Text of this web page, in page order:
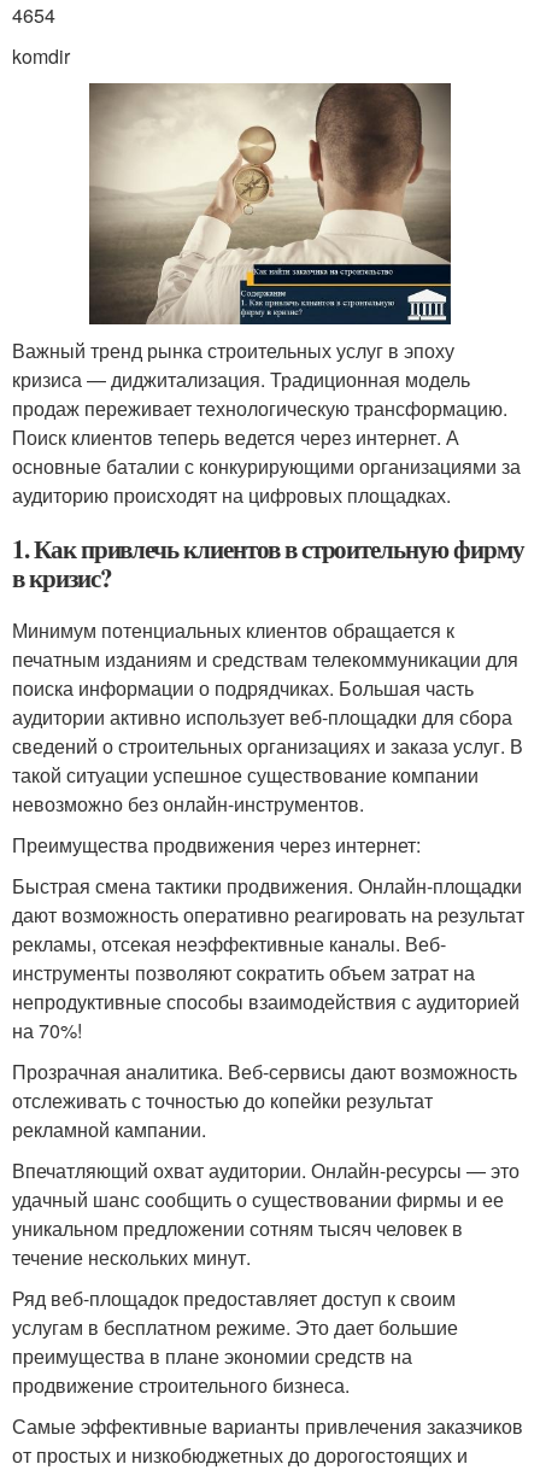
4654
komdir
Важный тренд рынка строительных услуг в эпоху
кризиса — диджитализация. Традиционная модель
продаж переживает технологическую трансформацию.
Поиск клиентов теперь ведется через интернет. А
основные баталии с конкурирующими организациями за
аудиторию происходят на цифровых площадках.
1. Как привлечь клиентов в строительную фирму
в кризис?
Минимум потенциальных клиентов обращается к
печатным изданиям и средствам телекоммуникации для
поиска информации о подрядчиках. Большая часть
аудитории активно использует веб-площадки для сбора
сведений о строительных организациях и заказа услуг. В
такой ситуации успешное существование компании
невозможно без онлайн-инструментов.
Преимущества продвижения через интернет:
Быстрая смена тактики продвижения. Онлайн-площадки
дают возможность оперативно реагировать на результат
рекламы, отсекая неэффективные каналы. Веб-
инструменты позволяют сократить объем затрат на
непродуктивные способы взаимодействия с аудиторией
на 70%!
Прозрачная аналитика. Веб-сервисы дают возможность
отслеживать с точностью до копейки результат
рекламной кампании.
Впечатляющий охват аудитории. Онлайн-ресурсы — это
удачный шанс сообщить о существовании фирмы и ее
уникальном предложении сотням тысяч человек в
течение нескольких минут.
Ряд веб-площадок предоставляет доступ к своим
услугам в бесплатном режиме. Это дает большие
преимущества в плане экономии средств на
продвижение строительного бизнеса.
Самые эффективные варианты привлечения заказчиков
от простых и низкобюджетных до дорогостоящих и